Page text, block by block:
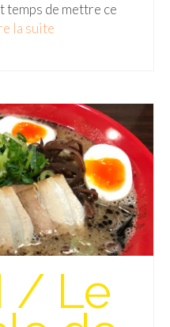
temps de mettre ce
la suite­­
/ Le